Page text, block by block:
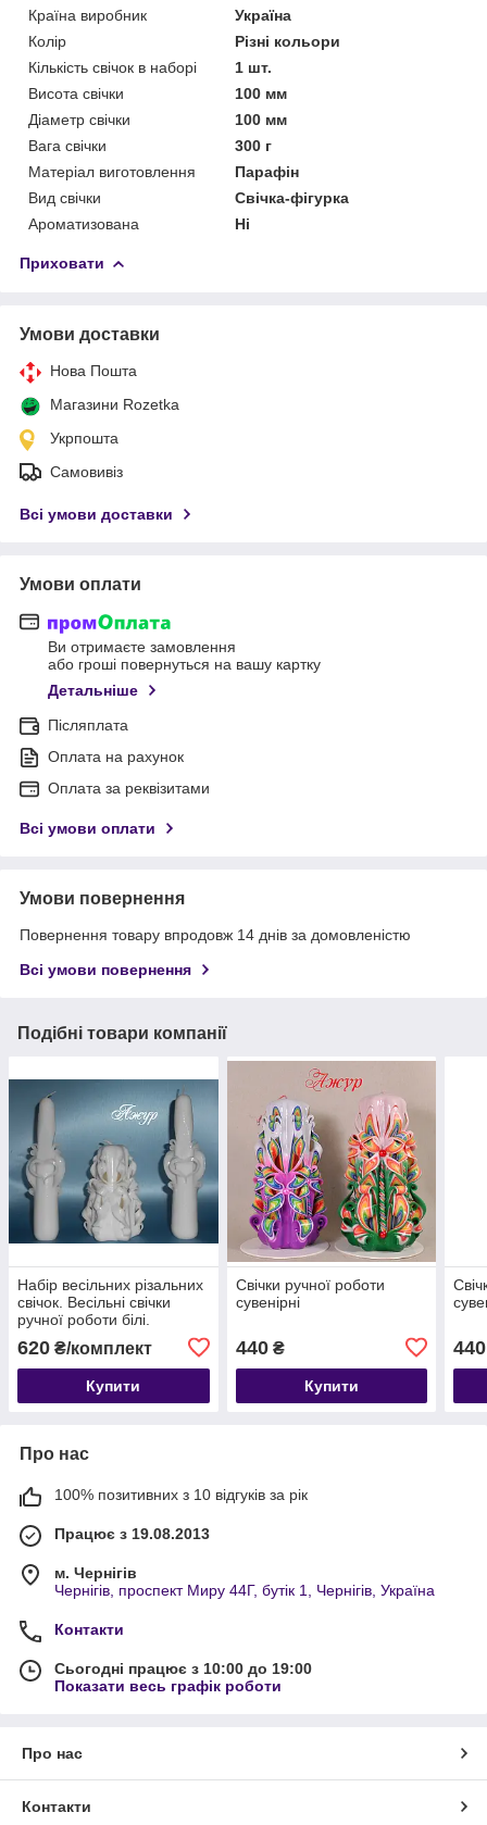
Країна виробник
Україна
Колір
Різні кольори
Кількість свічок в наборі
1 шт.
Висота свічки
100 мм
Діаметр свічки
100 мм
Вага свічки
300 г
Матеріал виготовлення
Парафін
Вид свічки
Свічка-фігурка
Ароматизована
Ні
Приховати
Умови доставки
Нова Пошта
Магазини Rozetka
Укрпошта
Самовивіз
Всі умови доставки
Умови оплати
Ви отримаєте замовлення
або гроші повернуться на вашу картку
Детальніше
Післяплата
Оплата на рахунок
Оплата за реквізитами
Всі умови оплати
Умови повернення
Повернення товару впродовж 14 днів за домовленістю
Всі умови повернення
Подібні товари компанії
Набір весільних різальних
свічок. Весільні свічки
ручної роботи білі.
620 ₴/комплект
Купити
Свічки ручної роботи
сувенірні
440₴
Купити
440
Про нас
100% позитивних з 10 відгуків за рік
Працює з 19.08.2013
м. Чернігів
Чернігів, проспект Миру 44Г, бутік 1, Чернігів, Україна
Контакти
Сьогодні працює з 10:00 до 19:00
Показати весь графік роботи
Про нас
Контакти